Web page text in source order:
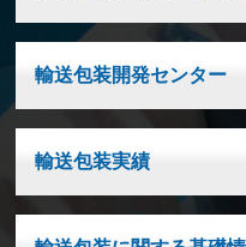
輸送包装開発センター
輸送包装実績